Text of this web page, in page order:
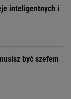
inteligentnych i
być szefem